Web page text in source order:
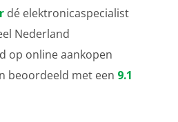
dé elektronicaspecialist
Nederland
op online aankopen
beoordeeld met een 9.1